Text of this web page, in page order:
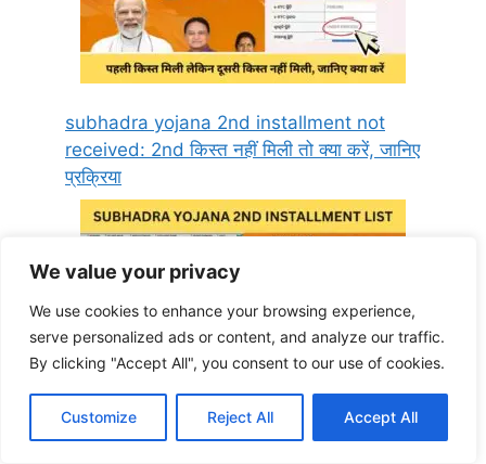
We value your privacy
We use cookies to enhance your browsing experience,
serve personalized ads or content, and analyze our traffic.
By clicking "Accept All", you consent to our use of cookies.
Customize Reject All Accept All
subhadra yojana 2nd installment not
received: 2nd किस्त नहीं मिली तो क्या करें, जानिए
प्रक्रिया
subhadra yojana status is “under